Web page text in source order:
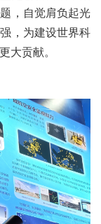
，自觉肩负起光
，为建设世界科
大贡献。